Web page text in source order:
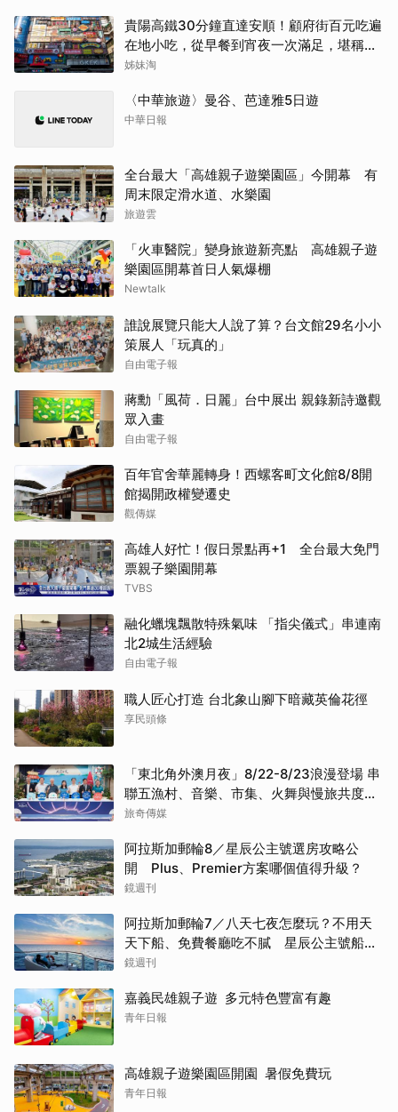
貴陽高鐵30分鐘直達安順！顧府街百元吃遍
在地小吃，從早餐到宵夜一次滿足，堪稱貴
州「小吃王國」
姊妹淘
〈中華旅遊〉曼谷、芭達雅5日遊
中華日報
全台最大「高雄親子遊樂園區」今開幕 有
周末限定滑水道、水樂園
旅遊雲
「火車醫院」變身旅遊新亮點 高雄親子遊
樂園區開幕首日人氣爆棚
Newtalk
誰說展覽只能大人說了算？台文館29名小小
策展人「玩真的」
自由電子報
蔣勳「風荷．日麗」台中展出 親錄新詩邀觀
眾入畫
自由電子報
百年官舍華麗轉身！西螺客町文化館8/8開
館揭開政權變遷史
觀傳媒
高雄人好忙！假日景點再+1 全台最大免門
票親子樂園開幕
TVBS
融化蠟塊飄散特殊氣味 「指尖儀式」串連南
北2城生活經驗
自由電子報
職人匠心打造 台北象山腳下暗藏英倫花徑
享民頭條
「東北角外澳月夜」8/22-8/23浪漫登場 串
聯五漁村、音樂、市集、火舞與慢旅共度夏
夜
旅奇傳媒
阿拉斯加郵輪8／星辰公主號選房攻略公
開 Plus、Premier方案哪個值得升級？
鏡週刊
阿拉斯加郵輪7／八天七夜怎麼玩？不用天
天下船、免費餐廳吃不膩 星辰公主號船上
一日生活公開
鏡週刊
嘉義民雄親子遊 多元特色豐富有趣
青年日報
高雄親子遊樂園區開園 暑假免費玩
青年日報